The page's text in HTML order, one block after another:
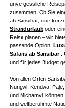
unvergessliche
zusammen. Ob Sie
ab Sansibar, eine
Strandurlaub oder
Reise planen – wir
passende Option:
Safaris ab Sansibar.
und für jedes Budget
Von allen Orten
Nungwi, Kendwa,
und Michamvi, können
und weltberühmte